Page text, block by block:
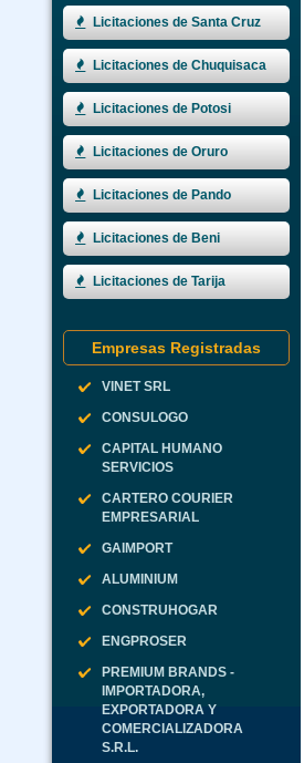
Licitaciones de Santa Cruz
Licitaciones de Chuquisaca
Licitaciones de Potosi
Licitaciones de Oruro
Licitaciones de Pando
Licitaciones de Beni
Licitaciones de Tarija
Empresas Registradas
VINET SRL
CONSULOGO
CAPITAL HUMANO
SERVICIOS
CARTERO COURIER
EMPRESARIAL
GAIMPORT
ALUMINIUM
CONSTRUHOGAR
ENGPROSER
PREMIUM BRANDS -
IMPORTADORA,
EXPORTADORA Y
COMERCIALIZADORA
S.R.L.